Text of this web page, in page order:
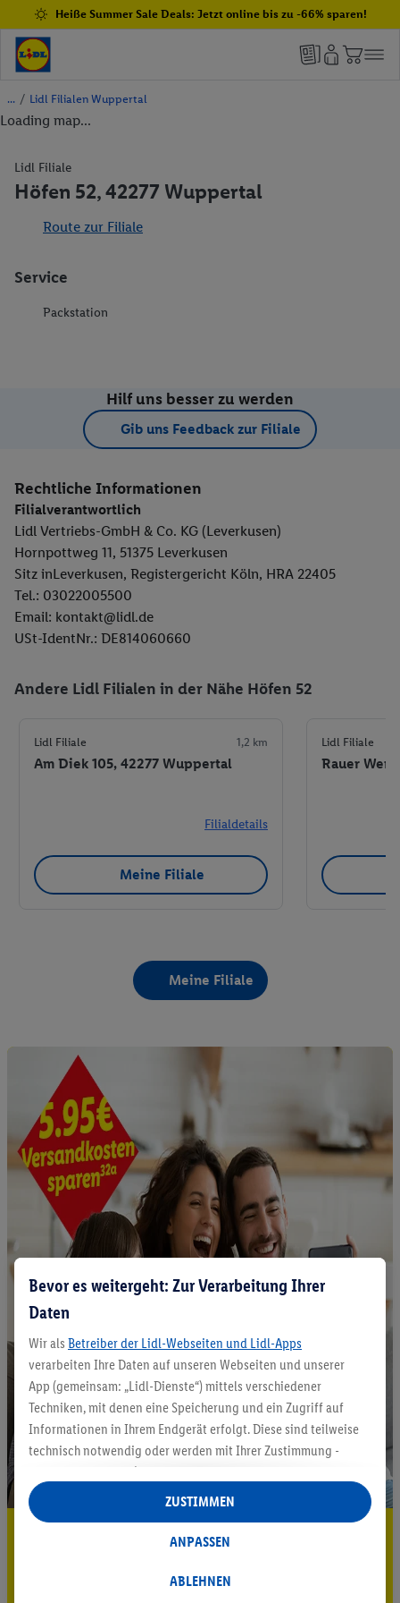
Heiße Summer Sale Deals: Jetzt online bis zu -66% sparen!
/ Lidl Filialen Wuppertal
Loading map...
Lidl Filiale
Höfen 52, 42277 Wuppertal
Route zur Filiale
Service
Packstation
Hilf uns besser zu werden
Gib uns Feedback zur Filiale
Rechtliche Informationen
Filialverantwortlich
Lidl Vertriebs-GmbH & Co. KG (Leverkusen)
Hornpottweg 11, 51375 Leverkusen
Sitz inLeverkusen, Registergericht Köln, HRA 22405
Tel.: 03022005500
Email: kontakt@lidl.de
USt-IdentNr.: DE814060660
Andere Lidl Filialen in der Nähe Höfen 52
Lidl Filiale 1,2 km
Am Diek 105, 42277 Wuppertal
Filialdetails
Meine Filiale
Lidl Filiale
Rauer
Meine Filiale
5.95 € Versand sparen³²ᵃ
Bevor es weitergeht: Zur Verarbeitung Ihrer
Daten
Wir als Betreiber der Lidl-Webseiten und Lidl-Apps
verarbeiten Ihre Daten auf unseren Webseiten und unserer
App (gemeinsam: „Lidl-Dienste“) mittels verschiedener
Techniken, mit denen eine Speicherung und ein Zugriff auf
Informationen in Ihrem Endgerät erfolgt. Diese sind teilweise
technisch notwendig oder werden mit Ihrer Zustimmung -
auch durch Partner (u.a.
Verantwortliche; im Zusammenhang mit dem IAB TCF
insgesamt
Statistik-Erstellung oder für personalisierte Werbung
Datenverarbeitungen für personalisierte Werbung werden
ABLEHNEN
ANPASSEN
ZUSTIMMEN